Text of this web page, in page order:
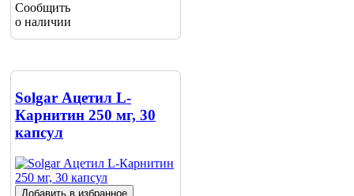
Сообщить
о наличии
Solgar Ацетил L-
Карнитин 250 мг, 30
капсул
Добавить в избранное